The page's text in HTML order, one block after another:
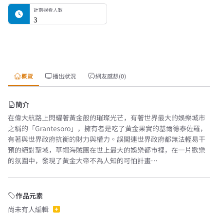
計劃觀看人數
3
概覽 播出狀況 網友感想(0)
簡介
在偉大航路上閃耀著黃金般的璀璨光芒，有著世界最大的娛樂城市
之稱的「Grantesoro」，擁有者是吃了黃金果實的基爾德泰佐羅，
有著與世界政府抗衡的財力與權力。誤闖連世界政府都無法輕易干
預的絕對聖域，草帽海賊團在世上最大的娛樂都市裡，在一片歡樂
的氛圍中，發現了黃金大帝不為人知的可怕計畫…
作品元素
尚未有人編輯